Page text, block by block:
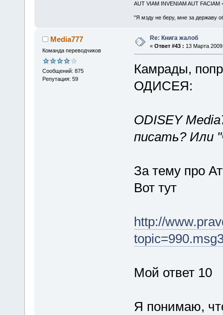
AUT VIAM INVENIAM AUT FACIAM
"Я мзду не беру, мне за державу
Media777
Команда переводчиков
Сообщений: 875
Репутация: 59
Re: Книга жалоб
« Ответ #43 : 13 Марта
Камрады,
ОДИСЕЯ:
ODISEY
писать? Или
За тему про
Вот тут
http://
Мой ответ 10
Я понимаю,